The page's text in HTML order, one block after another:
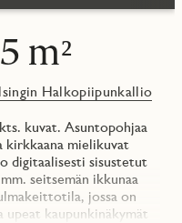
m²
Halkopiipunkallio
kuvat. Asuntopohjaa
kirkkaana mielikuvat
digitaalisesti sisustetut
seitsemän ikkunaa
jossa on
upeat kaupunkinäkymät